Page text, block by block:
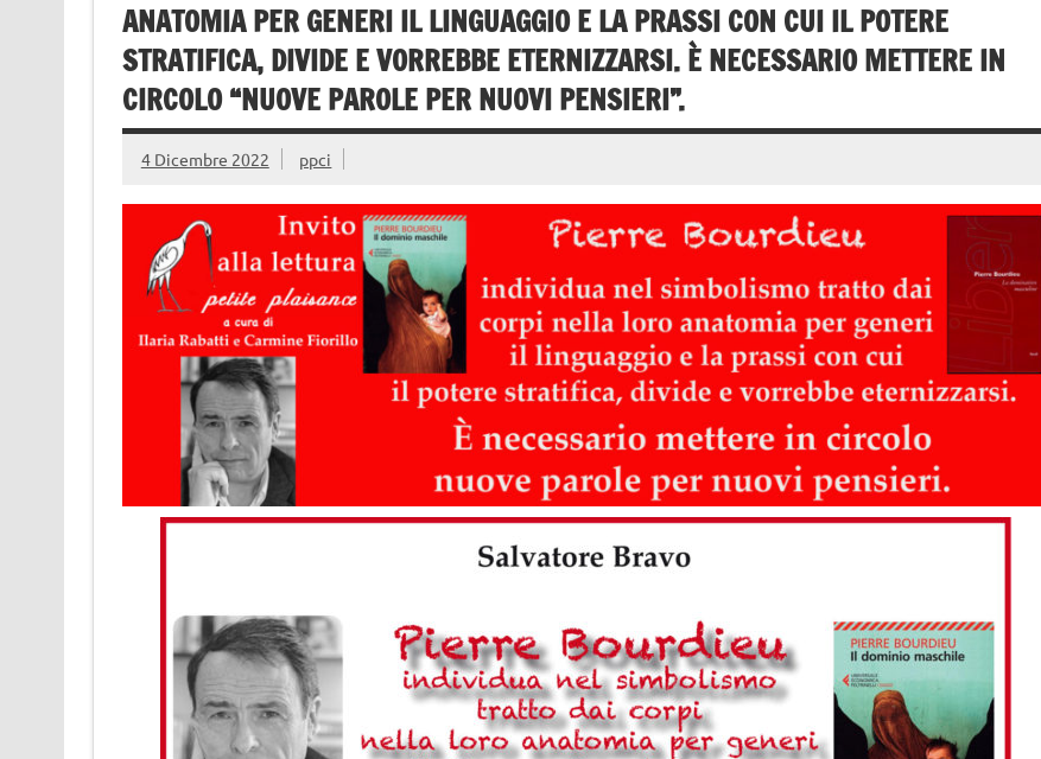
ANATOMIA PER GENERI IL LINGUAGGIO E LA PRASSI CON CUI IL POTERE
STRATIFICA, DIVIDE E VORREBBE ETERNIZZARSI. È NECESSARIO METTERE IN
CIRCOLO “NUOVE PAROLE PER NUOVI PENSIERI”.
4 Dicembre 2022 ppci